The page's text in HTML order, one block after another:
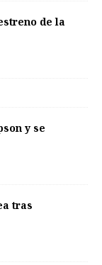
de la
y se
tras